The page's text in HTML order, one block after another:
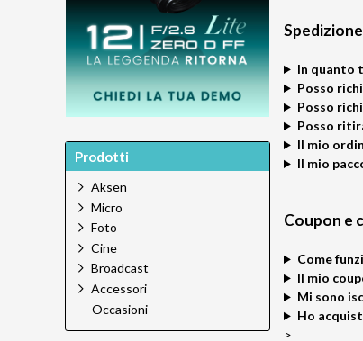
Spedizione
In quanto
Posso
Posso
Posso
Il mio
Il mio
Coupon e
Come
Il mio
Mi sono
Ho
>
Prodotti
Aksen
Micro
Foto
Cine
Broadcast
Accessori
Occasioni